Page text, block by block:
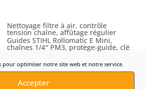
pour optimiser notre site web et notre service.
Accepter
Nettoyage filtre à air, contrôle
tension chaîne, affûtage régulier
Guides STIHL Rollomatic E Mini,
chaînes 1/4″ PM3, protège-guide, clé
Guide-chaîne, chaîne, protège-guide,
clé de service
travaux arboricoles techniques